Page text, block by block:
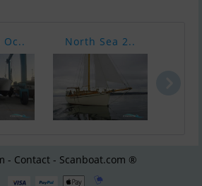
Oc.. North Sea 2..
- Contact - Scanboat.com ®